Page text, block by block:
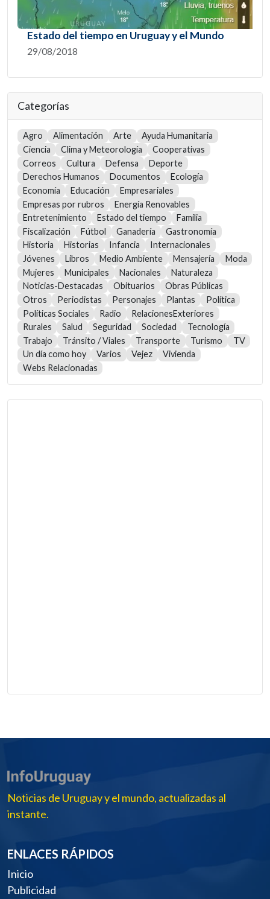
Estado del tiempo en Uruguay y el Mundo
29/08/2018
Categorías
Agro Alimentación Arte
Ayuda Humanitaria
Ciencia
Clima y Meteorología
Cooperativas
Correos
Cultura Defensa
Deporte
Derechos Humanos
Documentos
Ecología
Economía
Educación
Empresariales
Empresas por rubros
Energía Renovables
Entretenimiento
Estado del tiempo
Familia
Fiscalización
Fútbol Ganadería
Gastronomía
Historia
Historias Infancia
Internacionales
Jóvenes
Libros Medio Ambiente Mensajería
Moda
Mujeres
Municipales Nacionales
Naturaleza
Noticias-Destacadas
Obituarios
Obras Públicas
Otros
Periodistas Personajes Plantas
Política
Políticas Sociales
Radio
RelacionesExteriores
Rurales
Salud Seguridad Sociedad
Tecnología
Trabajo
Tránsito / Viales Transporte Turismo
TV
Un día como hoy
Varios Vejez
Vivienda
Webs Relacionadas
Noticias de Uruguay y el mundo, actualizadas al
instante.
ENLACES RÁPIDOS
Inicio
Publicidad